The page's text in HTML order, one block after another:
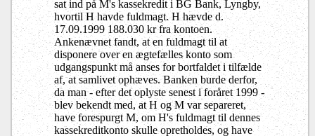
sat ind på M's kassekredit i BG Bank, Lyngby,
hvortil H havde fuldmagt. H hævde d.
17.09.1999 188.030 kr fra kontoen.
Ankenævnet fandt, at en fuldmagt til at
disponere over en ægtefælles konto som
udgangspunkt må anses for bortfaldet i tilfælde
af, at samlivet ophæves. Banken burde derfor,
da man - efter det oplyste senest i foråret 1999 -
blev bekendt med, at H og M var separeret,
have forespurgt M, om H's fuldmagt til dennes
kassekreditkonto skulle opretholdes, og have